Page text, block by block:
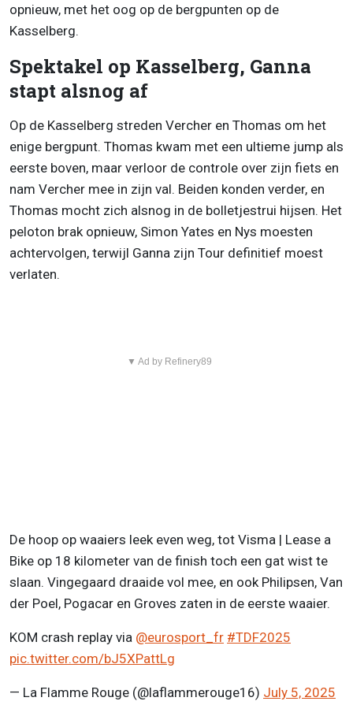
opnieuw, met het oog op de bergpunten op de
Kasselberg.
Spektakel op Kasselberg, Ganna
stapt alsnog af
Op de Kasselberg streden Vercher en Thomas om het
enige bergpunt. Thomas kwam met een ultieme jump als
eerste boven, maar verloor de controle over zijn fiets en
nam Vercher mee in zijn val. Beiden konden verder, en
Thomas mocht zich alsnog in de bolletjestrui hijsen. Het
peloton brak opnieuw, Simon Yates en Nys moesten
achtervolgen, terwijl Ganna zijn Tour definitief moest
verlaten.
▼ Ad by Refinery89
De hoop op waaiers leek even weg, tot Visma | Lease a
Bike op 18 kilometer van de finish toch een gat wist te
slaan. Vingegaard draaide vol mee, en ook Philipsen, Van
der Poel, Pogacar en Groves zaten in de eerste waaier.
KOM crash replay via @eurosport_fr #TDF2025
pic.twitter.com/bJ5XPattLg
— La Flamme Rouge (@laflammerouge16) July 5, 2025